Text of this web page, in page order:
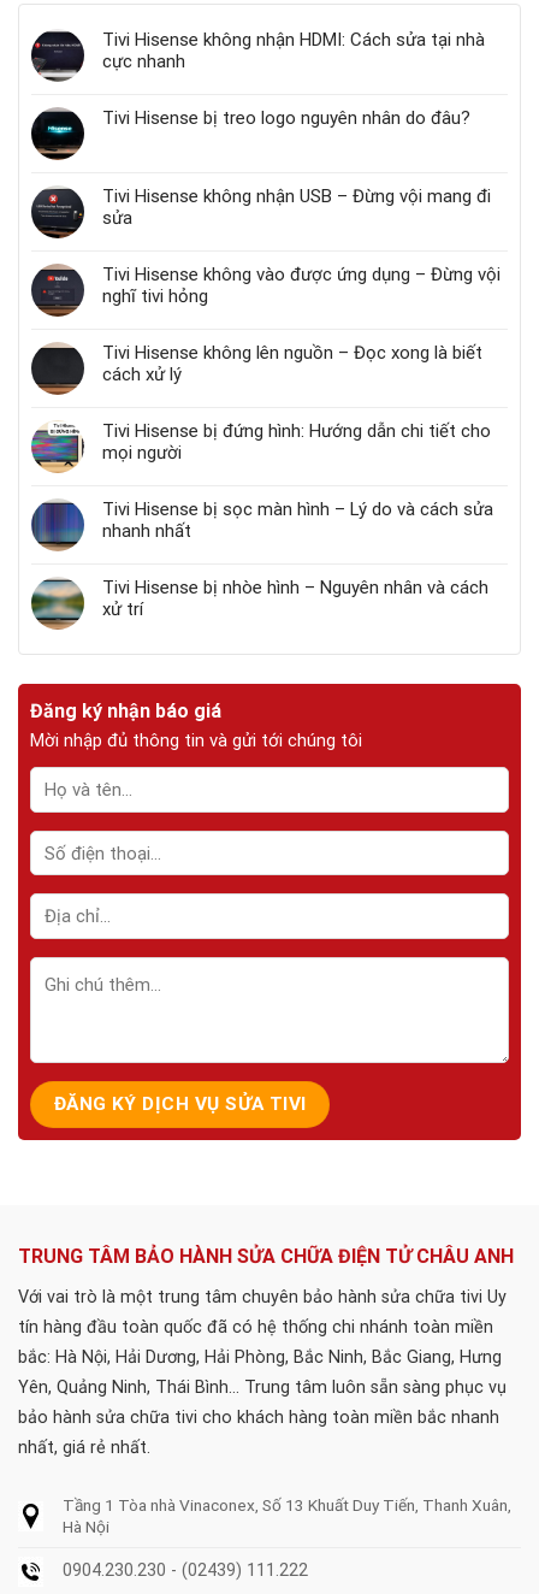
Tivi Hisense không nhận HDMI: Cách sửa tại nhà
cực nhanh
Tivi Hisense bị treo logo nguyên nhân do đâu?
Tivi Hisense không nhận USB – Đừng vội mang đi
sửa
Tivi Hisense không vào được ứng dụng – Đừng vội
nghĩ tivi hỏng
Tivi Hisense không lên nguồn – Đọc xong là biết
cách xử lý
Tivi Hisense bị đứng hình: Hướng dẫn chi tiết cho
mọi người
Tivi Hisense bị sọc màn hình – Lý do và cách sửa
nhanh nhất
Tivi Hisense bị nhòe hình – Nguyên nhân và cách
xử trí
Đăng ký nhận báo giá
Mời nhập đủ thông tin và gửi tới chúng tôi
TRUNG TÂM BẢO HÀNH SỬA CHỮA ĐIỆN TỬ CHÂU ANH
Với vai trò là một trung tâm chuyên bảo hành sửa chữa tivi Uy
tín hàng đầu toàn quốc đã có hệ thống chi nhánh toàn miền
bắc: Hà Nội, Hải Dương, Hải Phòng, Bắc Ninh, Bắc Giang, Hưng
Yên, Quảng Ninh, Thái Bình... Trung tâm luôn sẵn sàng phục vụ
bảo hành sửa chữa tivi cho khách hàng toàn miền bắc nhanh
nhất, giá rẻ nhất.
Tầng 1 Tòa nhà Vinaconex, Số 13 Khuất Duy Tiến, Thanh Xuân,
Hà Nội
0904.230.230 - (02439) 111.222